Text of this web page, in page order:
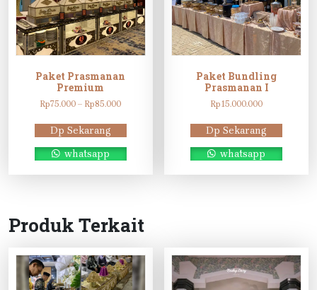
Paket Prasmanan
Premium
Rp75.000 – Rp85.000Rentang
Rp75.000
hingga
Rp85.000
Dp Sekarang
whatsapp
Paket Bundling
Prasmanan I
Rp15.000.000
Dp Sekarang
whatsapp
Produk Terkait